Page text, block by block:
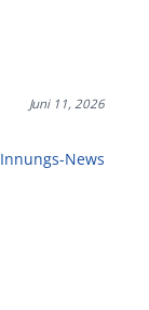
Juni 11, 2026
Innungs-News